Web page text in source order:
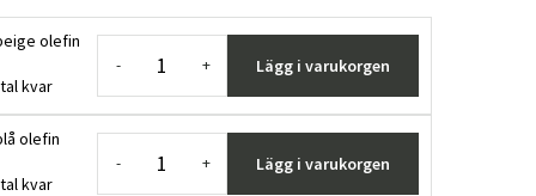
olefin
kvar
- + Lägg i varukorgen
olefin
kvar
- + Lägg i varukorgen